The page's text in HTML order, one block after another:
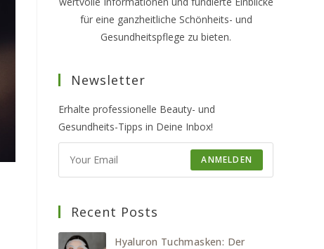
für eine ganzheitliche Schönheits- und
Gesundheitspflege zu bieten.
Newsletter
Erhalte professionelle Beauty- und
Gesundheits-Tipps in Deine Inbox!
ANMELDEN
Recent Posts
Hyaluron Tuchmasken: Der